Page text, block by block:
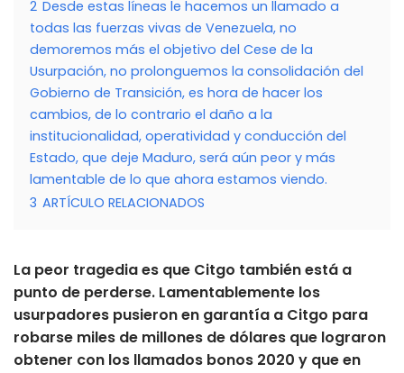
2 Desde estas líneas le hacemos un llamado a
todas las fuerzas vivas de Venezuela, no
demoremos más el objetivo del Cese de la
Usurpación, no prolonguemos la consolidación del
Gobierno de Transición, es hora de hacer los
cambios, de lo contrario el daño a la
institucionalidad, operatividad y conducción del
Estado, que deje Maduro, será aún peor y más
lamentable de lo que ahora estamos viendo.
3 ARTÍCULO RELACIONADOS
La peor tragedia es que Citgo también está a
punto de perderse. Lamentablemente los
usurpadores pusieron en garantía a Citgo para
robarse miles de millones de dólares que lograron
obtener con los llamados bonos 2020 y que en